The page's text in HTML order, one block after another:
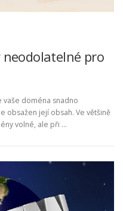
neodolatelné pro
doména snadno
obsažen její obsah. Ve většině
volné, ale při …